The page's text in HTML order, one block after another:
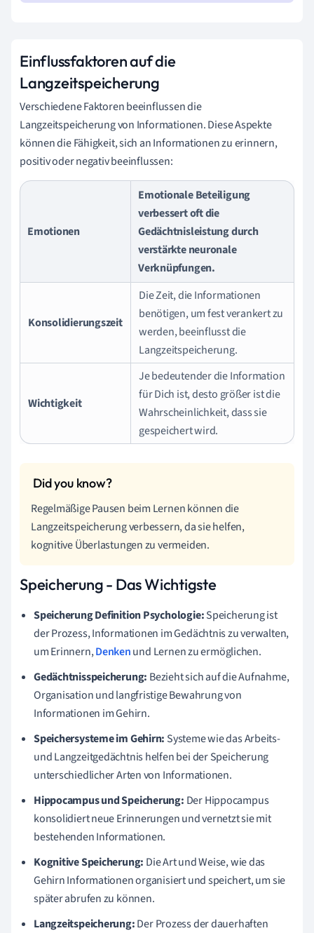
Einflussfaktoren auf die
Langzeitspeicherung
Verschiedene Faktoren beeinflussen die
Langzeitspeicherung von Informationen. Diese Aspekte
können die Fähigkeit, sich an Informationen zu erinnern,
positiv oder negativ beeinflussen:
Emotionen
Emotionale Beteiligung
verbessert oft die
Gedächtnisleistung durch
verstärkte neuronale
Verknüpfungen.
Konsolidierungszeit
Die Zeit, die Informationen
benötigen, um fest verankert zu
werden, beeinflusst die
Langzeitspeicherung.
Wichtigkeit
Je bedeutender die Information
für Dich ist, desto größer ist die
Wahrscheinlichkeit, dass sie
gespeichert wird.
Regelmäßige Pausen beim Lernen können die
Langzeitspeicherung verbessern, da sie helfen,
kognitive Überlastungen zu vermeiden.
Speicherung - Das Wichtigste
Speicherung Definition Psychologie:Speicherung ist
der Prozess, Informationen im Gedächtnis zu verwalten,
um Erinnern,Denkenund Lernen zu ermöglichen.
Gedächtnisspeicherung: Bezieht sich auf die Aufnahme,
Organisation und langfristige Bewahrung von
Informationen im Gehirn.
Speichersysteme im Gehirn: Systeme wie das Arbeits-
und Langzeitgedächtnis helfen bei der Speicherung
unterschiedlicher Arten von Informationen.
Hippocampus und Speicherung: Der Hippocampus
konsolidiert neue Erinnerungen und vernetzt sie mit
bestehenden Informationen.
Kognitive Speicherung: Die Art und Weise, wie das
Gehirn Informationen organisiert und speichert, um sie
später abrufen zu können.
Langzeitspeicherung:Der Prozess der dauerhaften